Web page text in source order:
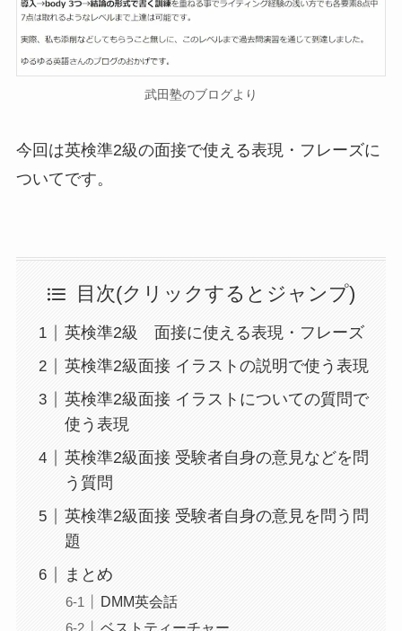
武田塾のブログより
今回は英検準2級の面接で使える表現・フレーズに
ついてです。
目次(クリックするとジャンプ)
英検準2級 面接に使える表現・フレーズ
英検準2級面接 イラストの説明で使う表現
英検準2級面接 イラストについての質問で
使う表現
英検準2級面接 受験者自身の意見などを問
う質問
英検準2級面接 受験者自身の意見を問う問
題
まとめ
DMM英会話
ベストティーチャー